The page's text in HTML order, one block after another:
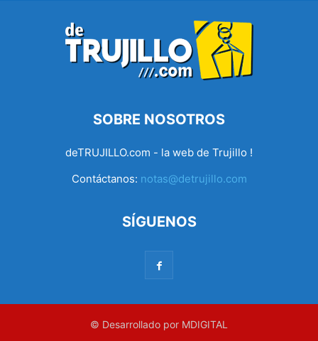
SOBRE NOSOTROS
deTRUJILLO.com - la web de Trujillo !
Contáctanos: notas@detrujillo.com
SÍGUENOS
© Desarrollado por MDIGITAL